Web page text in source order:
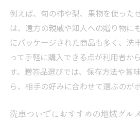
例えば、旬の柿や梨、果物を使った
は、遠方の親戚や知人への贈り物に
にパッケージされた商品も多く、洗
って手軽に購入できる点が利用者か
す。贈答品選びでは、保存方法や賞
ら、相手の好みに合わせて選ぶのが
洗車ついでにおすすめの地域グル